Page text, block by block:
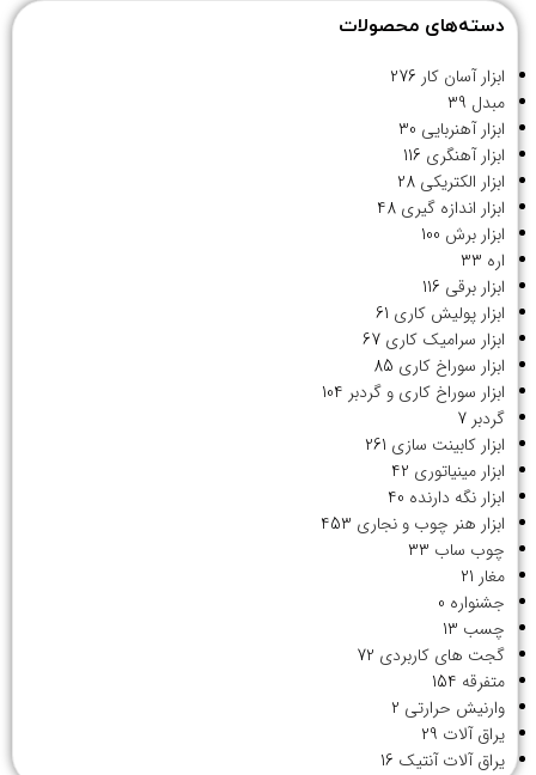
دسته‌های محصولات
ابزار آسان کار 276
مبدل 39
ابزار آهنربایی 30
ابزار آهنگری 116
ابزار الکتریکی 28
ابزار اندازه گیری 48
ابزار برش 100
اره 33
ابزار برقی 116
ابزار پولیش کاری 61
ابزار سرامیک کاری 67
ابزار سوراخ کاری 85
ابزار سوراخ کاری و گردبر 104
گردبر 7
ابزار کابینت سازی 261
ابزار مینیاتوری 42
ابزار نگه دارنده 40
ابزار هنر چوب و نجاری 453
چوب ساب 33
مغار 21
جشنواره 0
چسب 13
گجت های کاربردی 72
متفرقه 154
وارنیش حرارتی 2
یراق آلات 29
یراق آلات آنتیک 16